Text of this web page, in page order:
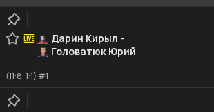
Дарин Кирыл -
Головатюк Юрий
(11:8, 1:1) #1